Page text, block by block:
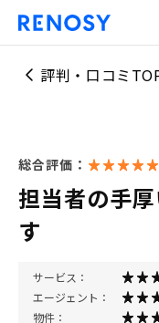
評判・口コミ
総合評価：
担当者の手
す
サービス：
エージェント：
物件：